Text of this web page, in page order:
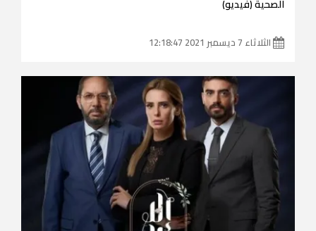
الصحية (فيديو)
الثلاثاء 7 ديسمبر 2021 12:18:47